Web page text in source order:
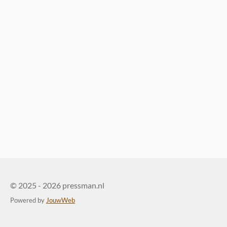
© 2025 - 2026 pressman.nl
Powered by JouwWeb